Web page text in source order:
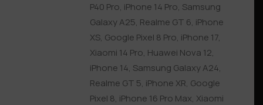
P40 Pro, iPhone 14 Pro, Samsung
Galaxy A25, Realme GT 6, iPhone
XS, Google Pixel 8 Pro, iPhone 17,
Xiaomi 14 Pro, Huawei Nova 12,
iPhone 14, Samsung Galaxy A24,
Realme GT 5, iPhone XR, Google
Pixel 8, iPhone 16 Pro Max, Xiaomi